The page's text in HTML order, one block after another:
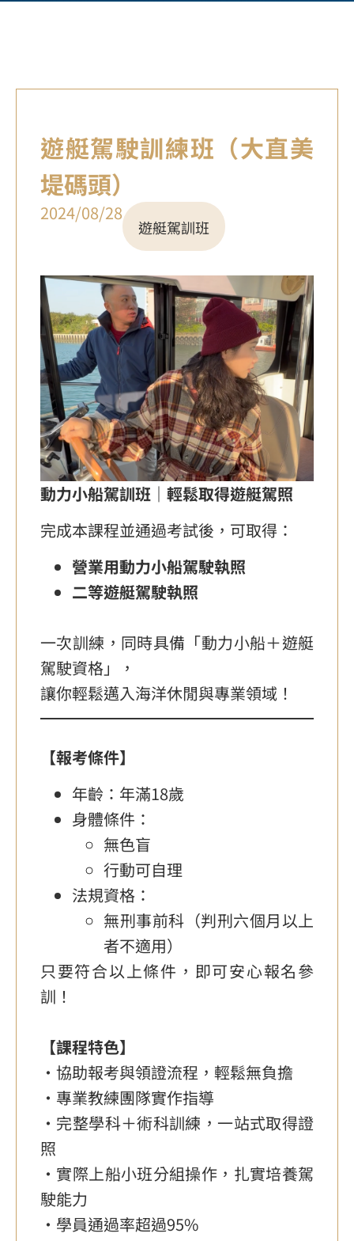
遊艇駕駛訓練班（大直美
堤碼頭）
2024/08/28
遊艇駕訓班
動力小船駕訓班｜輕鬆取得遊艇駕照
完成本課程並通過考試後，可取得：
營業用動力小船駕駛執照
二等遊艇駕駛執照
一次訓練，同時具備「動力小船＋遊艇
駕駛資格」，
讓你輕鬆邁入海洋休閒與專業領域！
【報考條件】
年齡：年滿18歲
身體條件：
無色盲
行動可自理
法規資格：
無刑事前科（判刑六個月以上
者不適用）
只要符合以上條件，即可安心報名參
訓！
【課程特色】
・協助報考與領證流程，輕鬆無負擔
・專業教練團隊實作指導
・完整學科＋術科訓練，一站式取得證
照
・實際上船小班分組操作，扎實培養駕
駛能力
・學員通過率超過95%